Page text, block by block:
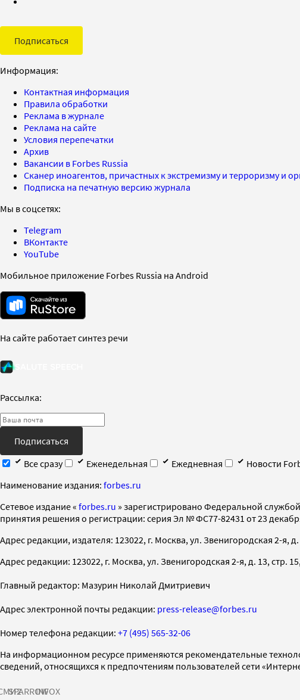
Подписаться
Информация:
Контактная информация
Правила обработки
Реклама в журнале
Реклама на сайте
Условия перепечатки
Архив
Вакансии в Forbes Russia
Сканер иноагентов, причастных к экстремизму и терроризму и
Подписка на печатную версию журнала
Мы в соцсетях:
Telegram
ВКонтакте
YouTube
Мобильное приложение Forbes Russia на Android
На сайте работает синтез речи
Рассылка:
Подписаться
Все сразу
Еженедельная Ежедневная
Новости
Наименование издания: forbes.ru
Cетевое издание « forbes.ru » зарегистрировано Федеральной
принятия решения о регистрации: серия Эл № ФС77-82431 от 23
Адрес редакции, издателя: 123022, г. Москва, ул. Звенигородская 2-я, д.
Адрес редакции: 123022, г. Москва, ул. Звенигородская 2-я, д. 13, стр.
Главный редактор: Мазурин Николай Дмитриевич
Адрес электронной почты редакции: press-release@forbes.ru
Номер телефона редакции: +7 (495) 565-32-06
На информационном ресурсе применяются рекомендательные
сведений, относящихся к предпочтениям пользователей сети
SPARROWINFOX